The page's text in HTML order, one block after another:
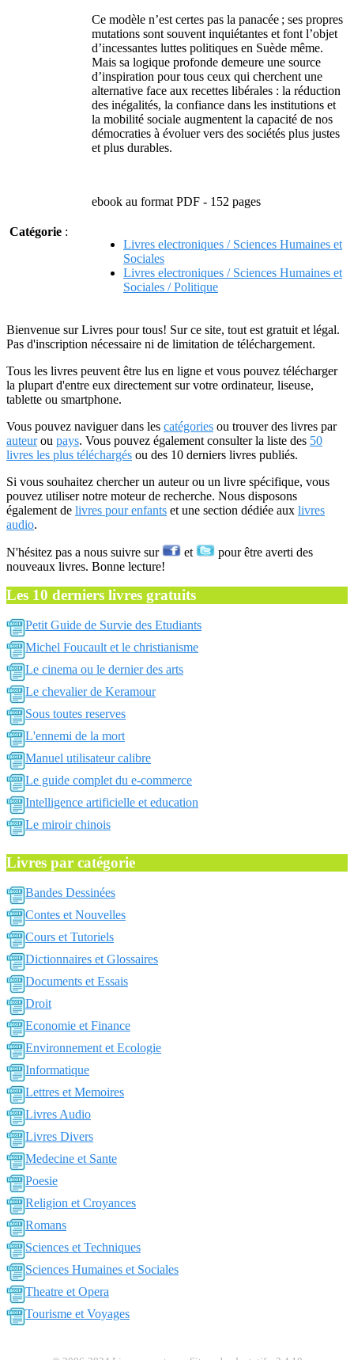
Ce modèle n’est certes pas la panacée ; ses propres
mutations sont souvent inquiétantes et font l’objet
d’incessantes luttes politiques en Suède même.
Mais sa logique profonde demeure une source
d’inspiration pour tous ceux qui cherchent une
alternative face aux recettes libérales : la réduction
des inégalités, la confiance dans les institutions et
la mobilité sociale augmentent la capacité de nos
démocraties à évoluer vers des sociétés plus justes
et plus durables.
ebook au format PDF - 152 pages
Catégorie :
Livres electroniques / Sciences Humaines et
Sociales
Livres electroniques / Sciences Humaines et
Sociales / Politique
Bienvenue sur Livres pour tous! Sur ce site, tout est gratuit et légal.
Pas d'inscription nécessaire ni de limitation de téléchargement.
Tous les livres peuvent être lus en ligne et vous pouvez télécharger
la plupart d'entre eux directement sur votre ordinateur, liseuse,
tablette ou smartphone.
Vous pouvez naviguer dans les catégories ou trouver des livres par
auteurou pays. Vous pouvez également consulter la liste des 50
livres les plus téléchargés ou des 10 derniers livres publiés.
Si vous souhaitez chercher un auteur ou un livre spécifique, vous
pouvez utiliser notre moteur de recherche. Nous disposons
également de livres pour enfants et une section dédiée aux livres
audio.
N'hésitez pas a nous suivre sur et
pour être averti des
nouveaux livres. Bonne lecture!
Les 10 derniers livres gratuits
Petit Guide de Survie des Etudiants
Michel Foucault et le christianisme
Le cinema ou le dernier des arts
Le chevalier de Keramour
Sous toutes reserves
L'ennemi de la mort
Manuel utilisateur calibre
Le guide complet du e-commerce
Intelligence artificielle et education
Le miroir chinois
Livres par catégorie
Bandes Dessinées
Contes et Nouvelles
Cours et Tutoriels
Dictionnaires et Glossaires
Documents et Essais
Droit
Economie et Finance
Environnement et Ecologie
Informatique
Lettres et Memoires
Livres Audio
Livres Divers
Medecine et Sante
Poesie
Religion et Croyances
Romans
Sciences et Techniques
Sciences Humaines et Sociales
Theatre et Opera
Tourisme et Voyages